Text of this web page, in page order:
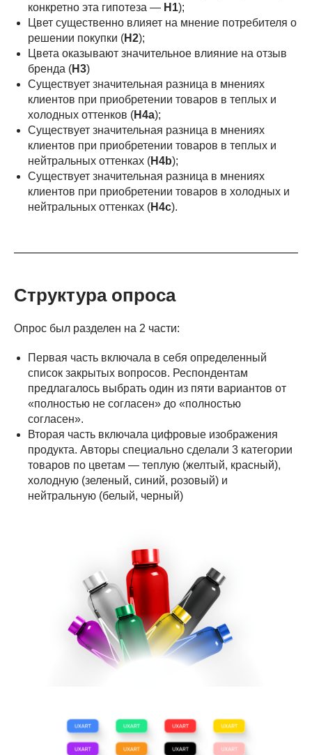
конкретно эта гипотеза — H1);
Цвет существенно влияет на мнение потребителя о
решении покупки (H2);
Цвета оказывают значительное влияние на отзыв
бренда (H3)
Существует значительная разница в мнениях
клиентов при приобретении товаров в теплых и
холодных оттенков (H4a);
Существует значительная разница в мнениях
клиентов при приобретении товаров в теплых и
нейтральных оттенках (H4b);
Существует значительная разница в мнениях
клиентов при приобретении товаров в холодных и
нейтральных оттенках (H4c).
Структура опроса
Опрос был разделен на 2 части:
Первая часть включала в себя определенный
список закрытых вопросов. Респондентам
предлагалось выбрать один из пяти вариантов от
«полностью не согласен» до «полностью
согласен».
Вторая часть включала цифровые изображения
продукта. Авторы специально сделали 3 категории
товаров по цветам — теплую (желтый, красный),
холодную (зеленый, синий, розовый) и
нейтральную (белый, черный)